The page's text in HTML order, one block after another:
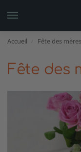
Accueil Fête des mères
Fête des